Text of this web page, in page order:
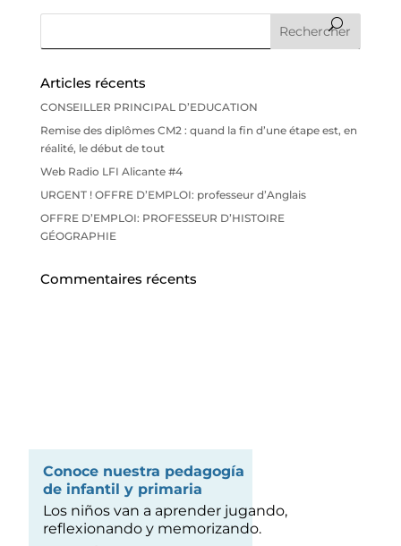
Articles récents
CONSEILLER PRINCIPAL D’EDUCATION
Remise des diplômes CM2 : quand la fin d’une étape est, en
réalité, le début de tout
Web Radio LFI Alicante #4
URGENT ! OFFRE D’EMPLOI: professeur d’Anglais
OFFRE D’EMPLOI: PROFESSEUR D’HISTOIRE
GÉOGRAPHIE
Commentaires récents
Conoce nuestra pedagogía
de infantil y primaria
Los niños van a aprender jugando,
reflexionando y memorizando.